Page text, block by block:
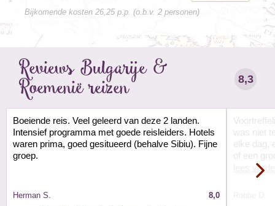
Bijkomende kosten 26,25 p.p. (o.b.v. 2 personen)
Reviews Bulgarije &
Roemenië reizen 8,3
Boeiende reis. Veel geleerd van deze 2 landen.
Intensief programma met goede reisleiders. Hotels
waren prima, goed gesitueerd (behalve Sibiu). Fijne
groep.
Herman S.
8,0
was niet
elke dag,
of een
lees